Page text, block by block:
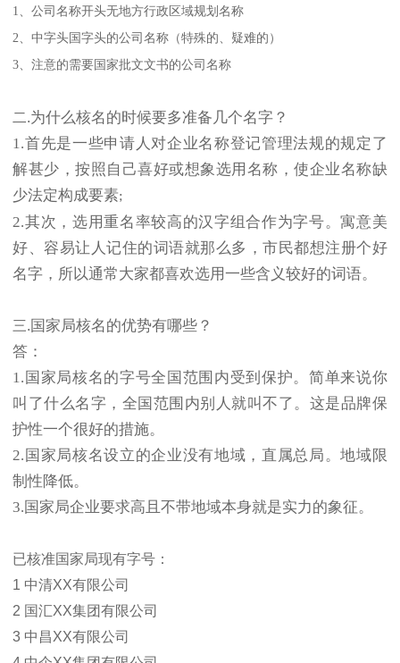
1、公司名称开头无地方行政区域规划名称
2、中字头国字头的公司名称（特殊的、疑难的）
3、注意的需要国家批文文书的公司名称
二.为什么核名的时候要多准备几个名字？
1.首先是一些申请人对企业名称登记管理法规的规定了
解甚少，按照自己喜好或想象选用名称，使企业名称缺
少法定构成要素;
2.其次，选用重名率较高的汉字组合作为字号。寓意美
好、容易让人记住的词语就那么多，市民都想注册个好
名字，所以通常大家都喜欢选用一些含义较好的词语。
三.国家局核名的优势有哪些？
答：
1.国家局核名的字号全国范围内受到保护。简单来说你
叫了什么名字，全国范围内别人就叫不了。这是品牌保
护性一个很好的措施。
2.国家局核名设立的企业没有地域，直属总局。地域限
制性降低。
3.国家局企业要求高且不带地域本身就是实力的象征。
已核准国家局现有字号：
1 中清XX有限公司
2 国汇XX集团有限公司
3 中昌XX有限公司